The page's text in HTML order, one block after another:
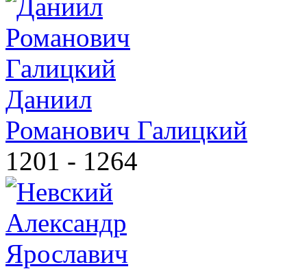
Даниил
Романович Галицкий
1201 - 1264